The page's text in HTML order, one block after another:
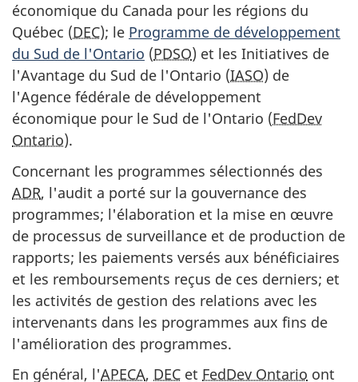
économique du Canada pour les régions du
Québec (DEC); le Programme de développement
du Sud de l'Ontario (PDSO) et les Initiatives de
l'Avantage du Sud de l'Ontario (IASO) de
l'Agence fédérale de développement
économique pour le Sud de l'Ontario (FedDev
Ontario).
Concernant les programmes sélectionnés des
ADR, l'audit a porté sur la gouvernance des
programmes; l'élaboration et la mise en œuvre
de processus de surveillance et de production de
rapports; les paiements versés aux bénéficiaires
et les remboursements reçus de ces derniers; et
les activités de gestion des relations avec les
intervenants dans les programmes aux fins de
l'amélioration des programmes.
En général, l'APECA, DEC et FedDev Ontario ont